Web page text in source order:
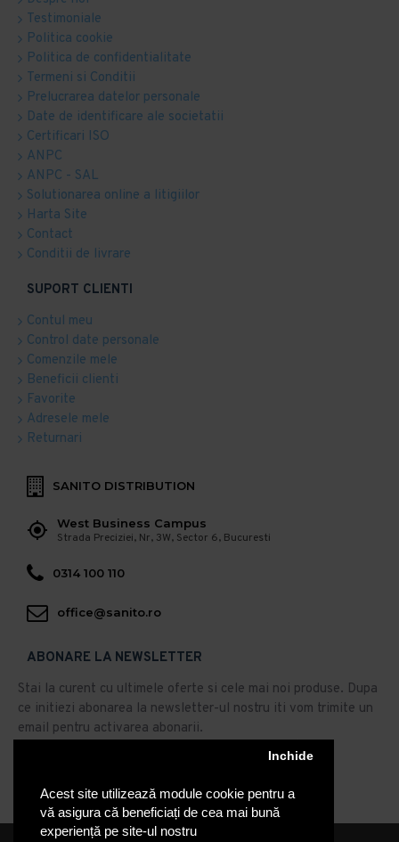
Acest site utilizează module cookie pentru a
vă asigura că beneficiați de cea mai bună
experiență pe site-ul nostru
Inchide
Testimoniale
Politica cookie
Politica de confidentialitate
Termeni si Conditii
Prelucrarea datelor personale
Date de identificare ale societatii
Certificari ISO
ANPC
ANPC - SAL
Solutionarea online a litigiilor
Harta Site
Contact
Conditii de livrare
SUPORT CLIENTI
Contul meu
Control date personale
Comenzile mele
Beneficii clienti
Favorite
Adresele mele
Returnari
SANITO DISTRIBUTION
West Business Campus
Strada Preciziei, Nr, 3W, Sector 6, Bucuresti
0314 100 110
office@sanito.ro
ABONARE LA NEWSLETTER
Stai la curent cu ultimele oferte si cele mai noi produse. Dupa
ce initiezi abonarea la newsletter-ul nostru iti vom trimite un
email pentru activarea abonarii.
Abonare
Am citit şi sunt de acord cu Politica de Confidentialitate